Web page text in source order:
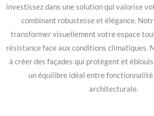
investissez dans une solution qui valorise
combinant robustesse et élégance.
transformer visuellement votre espace
résistance face aux conditions climatiques.
à créer des façades qui protègent et
un équilibre idéal entre
architecturale.